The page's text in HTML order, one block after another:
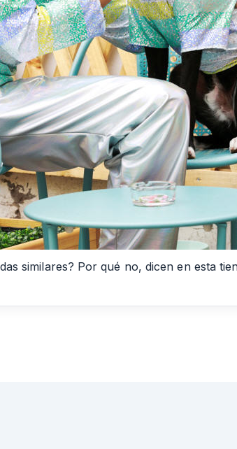
similares? Por qué no, dicen en esta